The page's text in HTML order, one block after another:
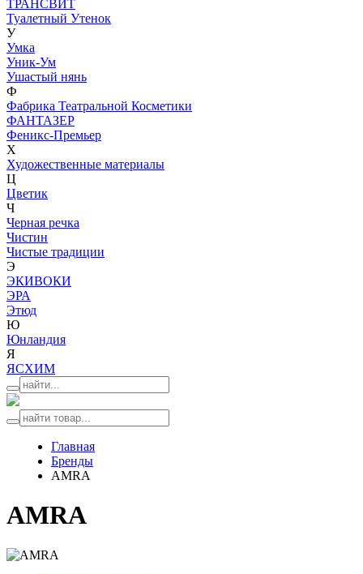
ТРАНСВИТ
Туалетный Утенок
У
Умка
Уник-Ум
Ушастый нянь
Ф
Фабрика Театральной Косметики
ФАНТАЗЕР
Феникс-Премьер
Х
Художественные материалы
Ц
Цветик
Ч
Черная речка
Чистин
Чистые традиции
Э
ЭКИВОКИ
ЭРА
Этюд
Ю
Юнландия
Я
ЯСХИМ
Главная
Бренды
AМRA
AМRA